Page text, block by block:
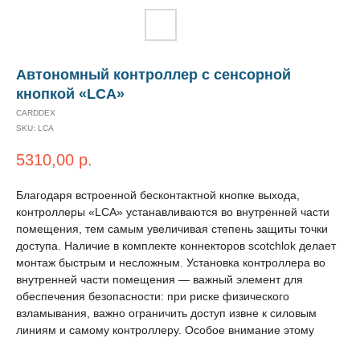
Автономный контроллер с сенсорной
кнопкой «LCA»
CARDDEX
SKU: LCA
5310,00 р.
Благодаря встроенной бесконтактной кнопке выхода,
контроллеры «LCA» устанавливаются во внутренней части
помещения, тем самым увеличивая степень защиты точки
доступа. Наличие в комплекте коннекторов scotchlok делает
монтаж быстрым и несложным. Установка контроллера во
внутренней части помещения — важный элемент для
обеспечения безопасности: при риске физического
взламывания, важно ограничить доступ извне к силовым
линиям и самому контроллеру. Особое внимание этому